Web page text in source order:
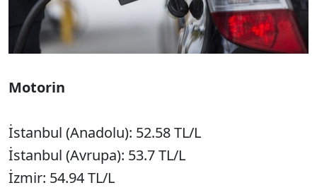
Motorin
İstanbul (Anadolu): 52.58 TL/L
İstanbul (Avrupa): 53.7 TL/L
İzmir: 54.94 TL/L